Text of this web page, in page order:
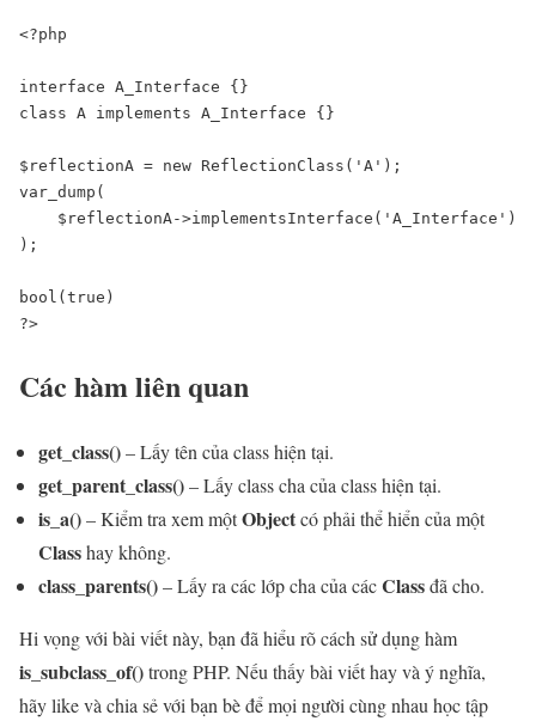
<?php
interface A_Interface {}
class A implements A_Interface {}
$reflectionA = new ReflectionClass('A');
var_dump(
    $reflectionA->implementsInterface('A_Interface')
);
bool(true)
?>
Các hàm liên quan
get_class()– Lấy tên của class hiện tại.
get_parent_class()– Lấy class cha của class hiện tại.
is_a()– Kiểm tra xem mộtObjectcó phải thể hiển của một
Classhay không.
class_parents()– Lấy ra các lớp cha của cácClassđã cho.
Hi vọng với bài viết này, bạn đã hiểu rõ cách sử dụng hàm
is_subclass_of()trong PHP. Nếu thấy bài viết hay và ý nghĩa,
hãy like và chia sẻ với bạn bè để mọi người cùng nhau học tập